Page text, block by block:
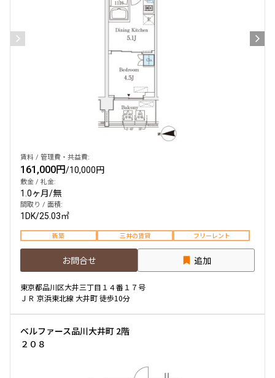
賃料 / 管理費・共益費:
161,000円/10,000円
敷金 / 礼金:
1.0ヶ月/無
間取り / 面積:
1DK/25.03㎡
新築 三井の賃貸 フリーレント
お問合せ 追加
東京都品川区大井三丁目１４番１７号
ＪＲ 京浜東北線 大井町 徒歩10分
ベルファース品川大井町 2階
２０８